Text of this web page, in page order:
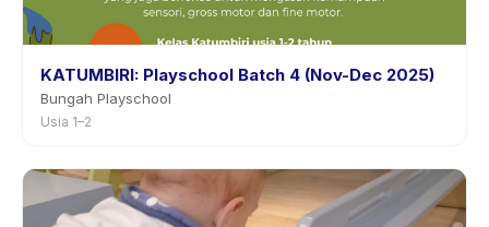
KATUMBIRI: Playschool Batch 4 (Nov-Dec 2025)
Bungah Playschool
Usia 1–2